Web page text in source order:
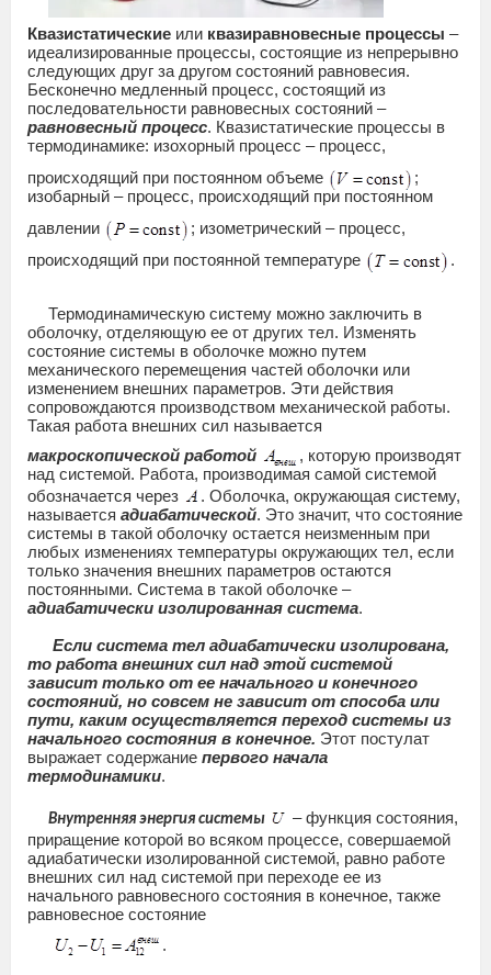
Квазистатические или квазиравновесные процессы –
идеализированные процессы, состоящие из непрерывно
следующих друг за другом состояний равновесия.
Бесконечно медленный процесс, состоящий из
последовательности равновесных состояний –
равновесный процесс. Квазистатические процессы в
термодинамике: изохорный процесс – процесс,
происходящий при постоянном объеме
;
изобарный – процесс, происходящий при постоянном
давлении
; изометрический – процесс,
происходящий при постоянной температуре
.
Термодинамическую систему можно заключить в
оболочку, отделяющую ее от других тел. Изменять
состояние системы в оболочке можно путем
механического перемещения частей оболочки или
изменением внешних параметров. Эти действия
сопровождаются производством механической работы.
Такая работа внешних сил называется
макроскопической работой
, которую производят
над системой. Работа, производимая самой системой
обозначается через
. Оболочка, окружающая систему,
называется адиабатической. Это значит, что состояние
системы в такой оболочку остается неизменным при
любых изменениях температуры окружающих тел, если
только значения внешних параметров остаются
постоянными. Система в такой оболочке –
адиабатически изолированная система.
Если система тел адиабатически изолирована,
то работа внешних сил над этой системой
зависит только от ее начального и конечного
состояний, но совсем не зависит от способа или
пути, каким осуществляется переход системы из
начального состояния в конечное. Этот постулат
выражает содержание первого начала
термодинамики.
Внутренняя энергия системы
– функция состояния,
приращение которой во всяком процессе, совершаемой
адиабатически изолированной системой, равно работе
внешних сил над системой при переходе ее из
начального равновесного состояния в конечное, также
равновесное состояние
.